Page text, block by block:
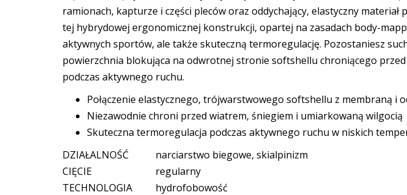
ramionach, kapturze i części pleców oraz oddychający, elastyczny
tej hybrydowej ergonomicznej konstrukcji, opartej na zasadach body-
aktywnych sportów, ale także skuteczną termoregulację. Pozostaniesz
powierzchnia blokująca na odwrotnej stronie softshellu chroniącego
podczas aktywnego ruchu.
Połączenie elastycznego, trójwarstwowego softshellu z membraną i
Niezawodnie chroni przed wiatrem, śniegiem i umiarkowaną wilgocią
Skuteczna termoregulacja podczas aktywnego ruchu w niskich
DZIAŁALNOŚĆ
narciarstwo biegowe, skialpinizm
CIĘCIE
regularny
TECHNOLOGIA
hydrofobowość